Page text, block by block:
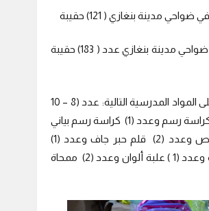
مدينة بنغازي ( 121) حقيبة
– مخيم الحليس في ضواحي مدينة بنغازي عدد ( 183) حقيبة
وتحتوي كل حقيبة على المواد المدرسية التالية: عدد (8 – 10
) كراسات وعدد (1) كراسة رسم وعدد (1) كراسة رسم بياني
وعدد (2) قلم رصاص وعدد (2) قلم حبر جاف وعدد (1)
علبة أدوات هندسية وعدد (1 ) علبة ألوان وعدد (2) ممحاة